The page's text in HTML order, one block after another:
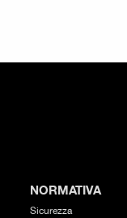
NORMATIVA
Sicurezza